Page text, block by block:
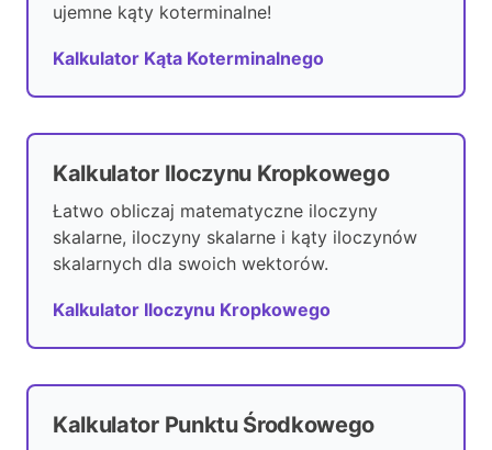
ujemne kąty koterminalne!
Kalkulator Kąta Koterminalnego
Kalkulator Iloczynu Kropkowego
Łatwo obliczaj matematyczne iloczyny
skalarne, iloczyny skalarne i kąty iloczynów
skalarnych dla swoich wektorów.
Kalkulator Iloczynu Kropkowego
Kalkulator Punktu Środkowego